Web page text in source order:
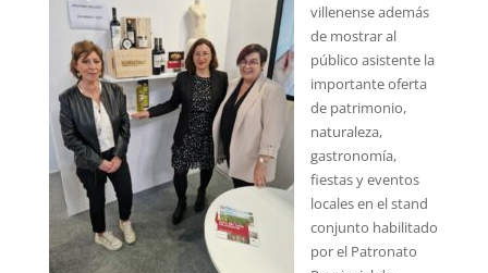
villenense además
de mostrar al
público asistente la
importante oferta
de patrimonio,
naturaleza,
gastronomía,
fiestas y eventos
locales en el stand
conjunto habilitado
por el Patronato